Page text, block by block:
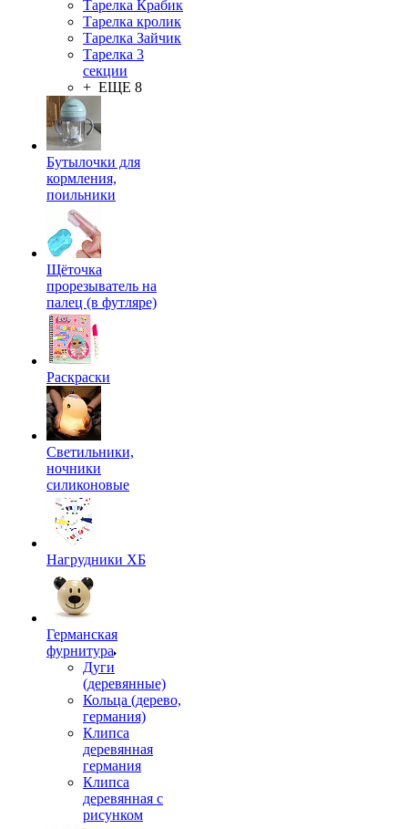
Тарелка Крабик
Тарелка кролик
Тарелка Зайчик
Тарелка 3
секции
+ ЕЩЕ 8
Бутылочки для
кормления,
поильники
Щёточка
прорезыватель на
палец (в футляре)
Раскраски
Светильники,
ночники
силиконовые
Нагрудники ХБ
Германская
фурнитура
Дуги
(деревянные)
Кольца (дерево,
германия)
Клипса
деревянная
германия
Клипса
деревянная с
рисунком